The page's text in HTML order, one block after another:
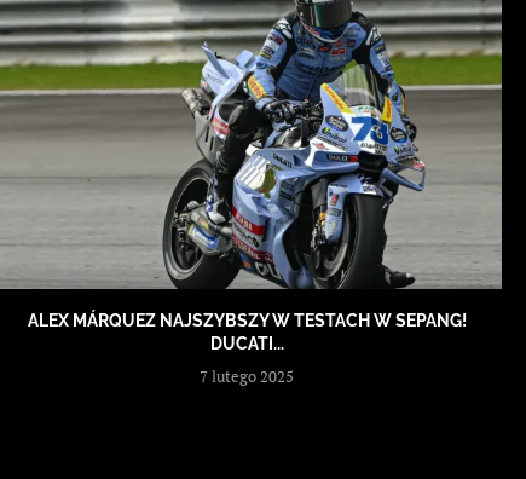
ALEX MÁRQUEZ NAJSZYBSZY W TESTACH W SEPANG!
DUCATI...
7 lutego 2025